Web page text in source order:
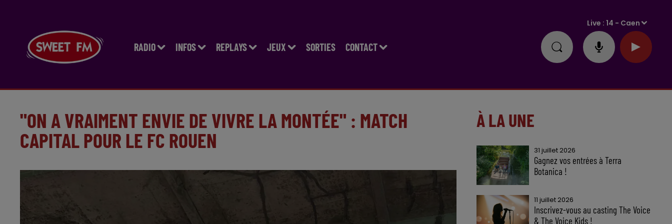
RADIO INFOS REPLAYS JEUX SORTIES CONTACT
Live :14 - Caen
"ON A VRAIMENT ENVIE DE VIVRE LA MONTÉE" : MATCH
CAPITAL POUR LE FC ROUEN
À LA UNE
31 juillet 2026
Gagnez vos entrées à Terra
Botanica !
11 juillet 2026
Inscrivez-vous au casting The Voice
& The Voice Kids !